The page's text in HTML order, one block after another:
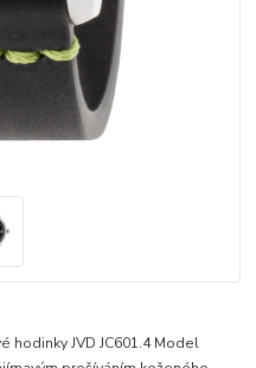
hodinky JVD JC601.4 Model